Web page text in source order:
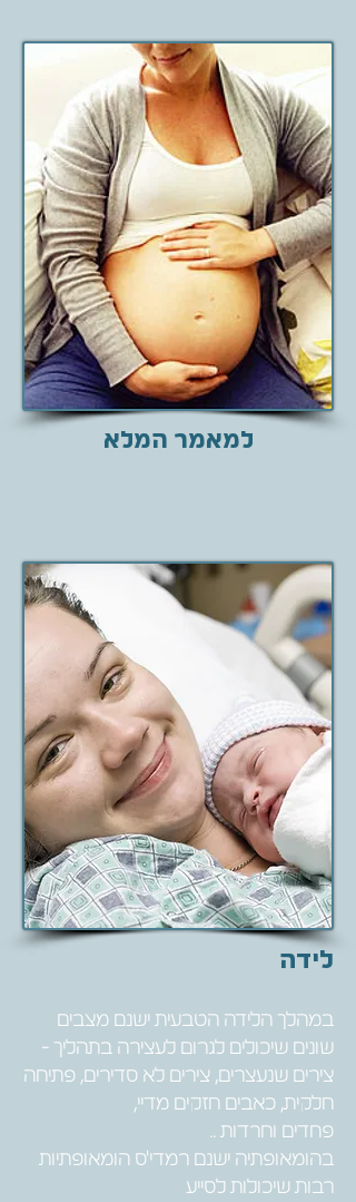
למאמר המלא
לידה
במהלך הלידה הטבעית ישנם מצבים
שונים שיכולים לגרום לעצירה בתהליך -
צירים שנעצרים, צירים לא סדירים, פתיחה
חלקית, כאבים חזקים מדיי,
פחדים וחרדות ..
בהומאופתיה ישנם רמדי'ס הומאופתיות
רבות שיכולות לסייע